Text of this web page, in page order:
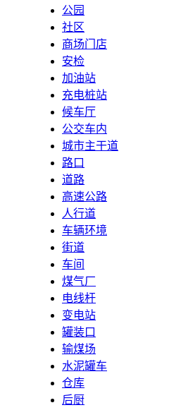
公园
社区
商场门店
安检
加油站
充电桩站
候车厅
公交车内
城市主干道
路口
道路
高速公路
人行道
车辆环境
街道
车间
煤气厂
电线杆
变电站
罐装口
输煤场
水泥罐车
仓库
后厨